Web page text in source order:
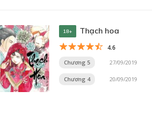
18+ Thạch hoa
4.6
Chương 5 27/09/2019
Chương 4 20/09/2019